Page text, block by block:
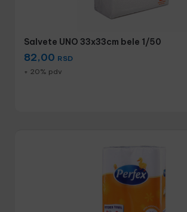
Salvete UNO 33x33cm bele 1/50
82,00 RSD
+ 20% pdv